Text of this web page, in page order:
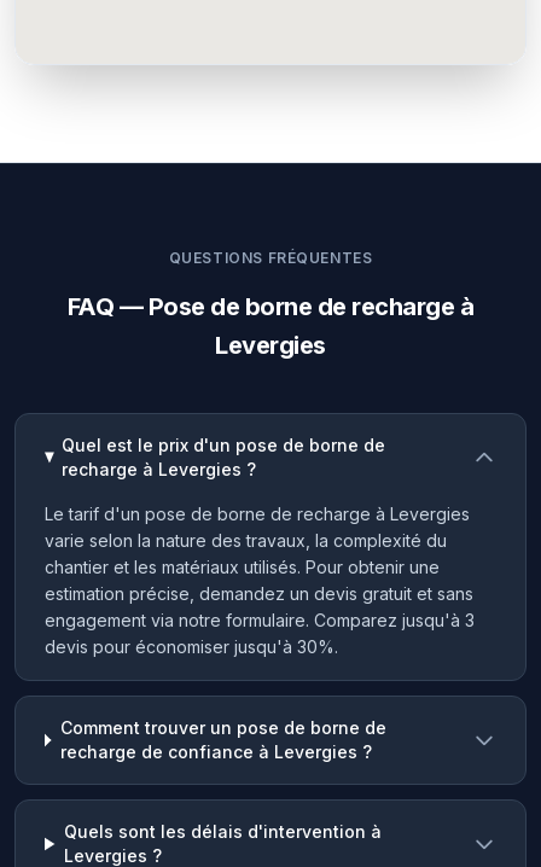
QUESTIONS FRÉQUENTES
FAQ — Pose de borne de recharge à
Levergies
Quel est le prix d'un pose de borne de
recharge à Levergies ?
Le tarif d'un pose de borne de recharge à Levergies
varie selon la nature des travaux, la complexité du
chantier et les matériaux utilisés. Pour obtenir une
estimation précise, demandez un devis gratuit et sans
engagement via notre formulaire. Comparez jusqu'à 3
devis pour économiser jusqu'à 30%.
Comment trouver un pose de borne de
recharge de confiance à Levergies ?
Quels sont les délais d'intervention à
Levergies ?